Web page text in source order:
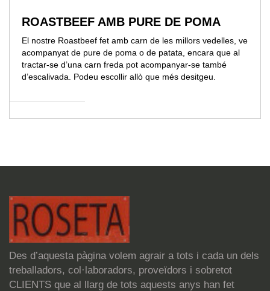
ROASTBEEF AMB PURE DE POMA
El nostre Roastbeef fet amb carn de les millors vedelles, ve
acompanyat de pure de poma o de patata, encara que al
tractar-se d’una carn freda pot acompanyar-se també
d’escalivada. Podeu escollir allò que més desitgeu.
Des d’aquesta pàgina volem agrair a tots i cada un dels
treballadors, col·laboradors, proveïdors i sobretot
CLIENTS que al llarg de tots aquests anys han fet